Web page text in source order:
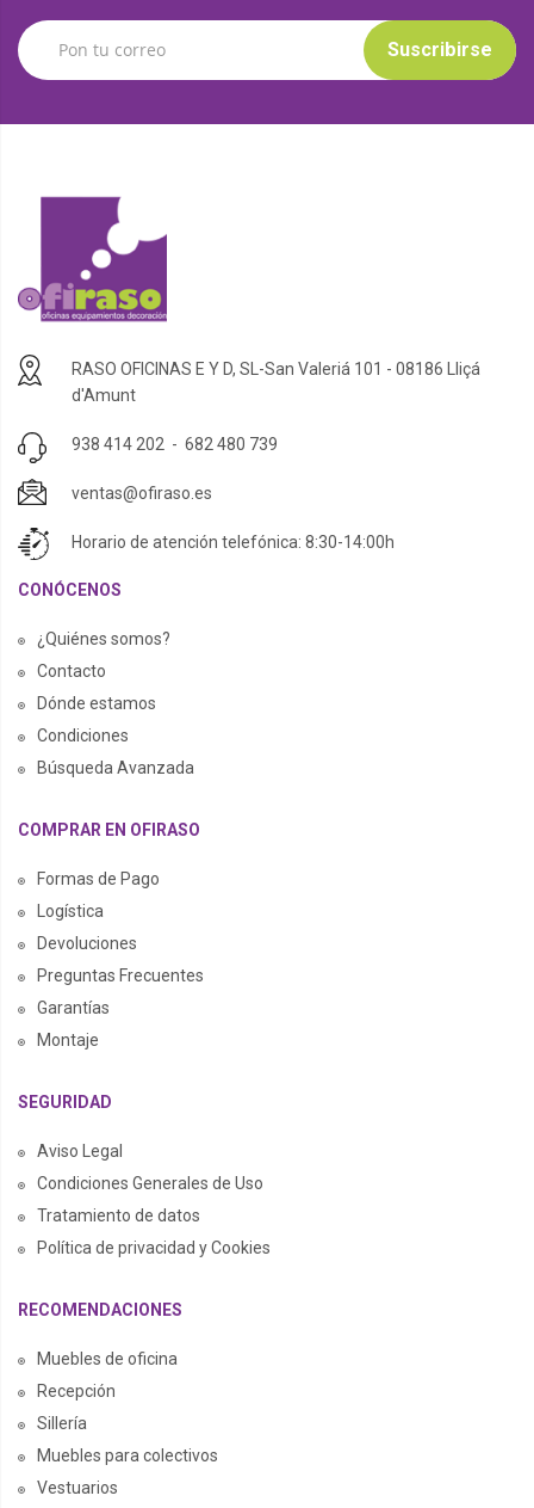
Suscribirse
RASO OFICINAS E Y D, SL-San Valeriá 101 - 08186 Lliçá
d'Amunt
938 414 202 - 682 480 739
ventas@ofiraso.es
Horario de atención telefónica: 8:30-14:00h
CONÓCENOS
¿Quiénes somos?
Contacto
Dónde estamos
Condiciones
Búsqueda Avanzada
COMPRAR EN OFIRASO
Formas de Pago
Logística
Devoluciones
Preguntas Frecuentes
Garantías
Montaje
SEGURIDAD
Aviso Legal
Condiciones Generales de Uso
Tratamiento de datos
Política de privacidad y Cookies
RECOMENDACIONES
Muebles de oficina
Recepción
Sillería
Muebles para colectivos
Vestuarios